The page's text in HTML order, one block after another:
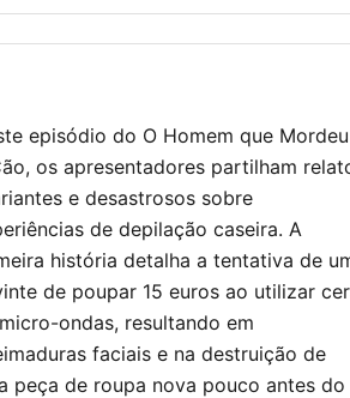
episódio do O Homem que Mordeu
os apresentadores partilham
e desastrosos sobre
de depilação caseira. A
história detalha a tentativa de
de poupar 15 euros ao utilizar
ondas, resultando em
faciais e na destruição de
peça de roupa nova pouco antes do